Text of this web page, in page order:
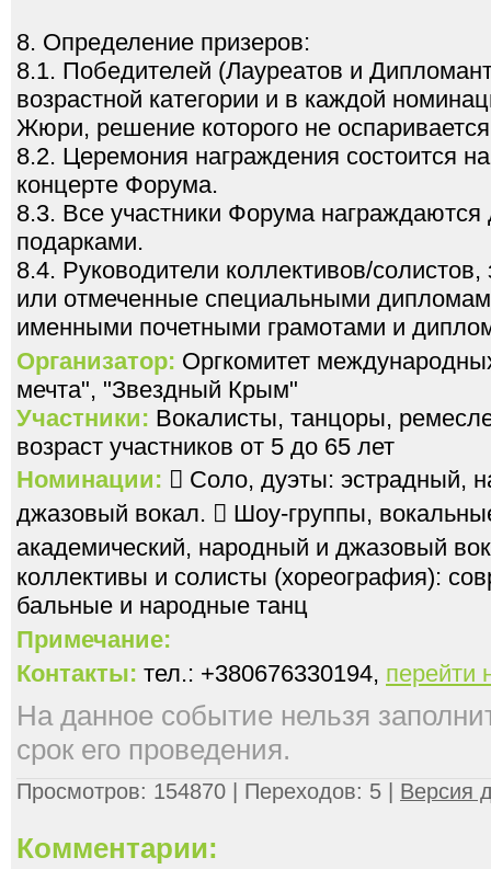
8. Определение призеров:
8.1. Победителей (Лауреатов и
возрастной категории и в каждой
Жюри, решение которого не
8.2. Церемония награждения состоится
концерте Форума.
8.3. Все участники Форума
подарками.
8.4. Руководители коллективов/
или отмеченные специальными
именными почетными грамотами и
Организатор: Оргкомитет
мечта", "Звездный Крым"
Участники: Вокалисты, танцоры,
возраст участников от 5 до 65 лет
Номинации:  Соло, дуэты: эстрадный,
джазовый вокал.  Шоу-группы,
академический, народный и джазовый
коллективы и солисты (хореография):
бальные и народные танц
Примечание:
Контакты: тел.: +380676330194, перейти
На данное событие нельзя
срок его проведения.
Просмотров: 154870 | Переходов: 5 | Версия
Комментарии: